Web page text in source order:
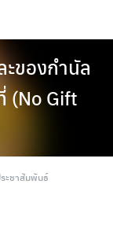
ของกำนัล
(No Gift
ะชาสัมพันธ์